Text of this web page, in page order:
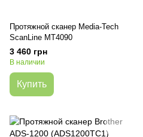
Протяжной сканер Media-Tech
ScanLine MT4090
3 460 грн
В наличии
Купить